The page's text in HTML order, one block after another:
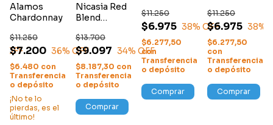
OFF
Alamos
Chardonnay
$7.200
$11.250
36% OFF
$6.480 con
Transferencia
o depósito
¡No te lo
pierdas, es el
último!
Nicasia Red
Blend
$9.097
$13.700
34% OFF
$8.187,30 con
Transferencia
o depósito
Comprar
$6.975
$11.250
38% OFF
$6.277,50
con
Transferencia
o depósito
Comprar
$6.975
$11.250
38%
$6.277,50
con
Transferencia
o depósito
Comprar